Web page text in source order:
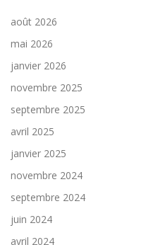
août 2026
mai 2026
janvier 2026
novembre 2025
septembre 2025
avril 2025
janvier 2025
novembre 2024
septembre 2024
juin 2024
avril 2024